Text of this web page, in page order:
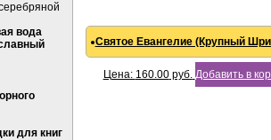
вода
для книг
Святое Евангелие (Крупный
Цена: 160.00руб. Добавить в